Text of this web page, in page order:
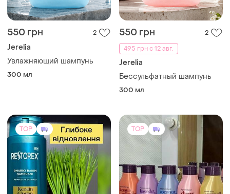
550 грн 2
Jerelia
Увлажняющий шампунь
300 мл
550 грн
2
495 грн с 12 авг.
Jerelia
Бессульфатный шампунь
300 мл
TOP TOP